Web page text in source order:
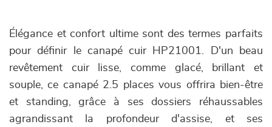
Élégance et confort ultime sont des termes parfaits
pour définir le canapé cuir HP21001. D'un beau
revêtement cuir lisse, comme glacé, brillant et
souple, ce canapé 2.5 places vous offrira bien-être
et standing, grâce à ses dossiers réhaussables
agrandissant la profondeur d'assise, et ses